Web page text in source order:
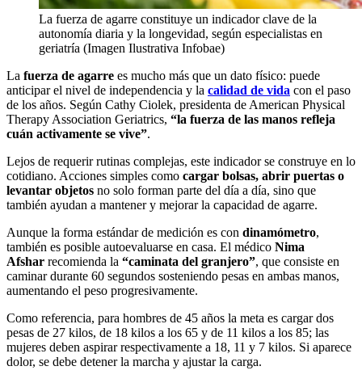
La fuerza de agarre constituye un indicador clave de la
autonomía diaria y la longevidad, según especialistas en
geriatría (Imagen Ilustrativa Infobae)
La fuerza de agarre es mucho más que un dato físico: puede
anticipar el nivel de independencia y la calidad de vida con el paso
de los años. Según Cathy Ciolek, presidenta de American Physical
Therapy Association Geriatrics, “la fuerza de las manos refleja
cuán activamente se vive”.
Lejos de requerir rutinas complejas, este indicador se construye en lo
cotidiano. Acciones simples como cargar bolsas, abrir puertas o
levantar objetos no solo forman parte del día a día, sino que
también ayudan a mantener y mejorar la capacidad de agarre.
Aunque la forma estándar de medición es con dinamómetro,
también es posible autoevaluarse en casa. El médico Nima
Afshar recomienda la “caminata del granjero”, que consiste en
caminar durante 60 segundos sosteniendo pesas en ambas manos,
aumentando el peso progresivamente.
Como referencia, para hombres de 45 años la meta es cargar dos
pesas de 27 kilos, de 18 kilos a los 65 y de 11 kilos a los 85; las
mujeres deben aspirar respectivamente a 18, 11 y 7 kilos. Si aparece
dolor, se debe detener la marcha y ajustar la carga.